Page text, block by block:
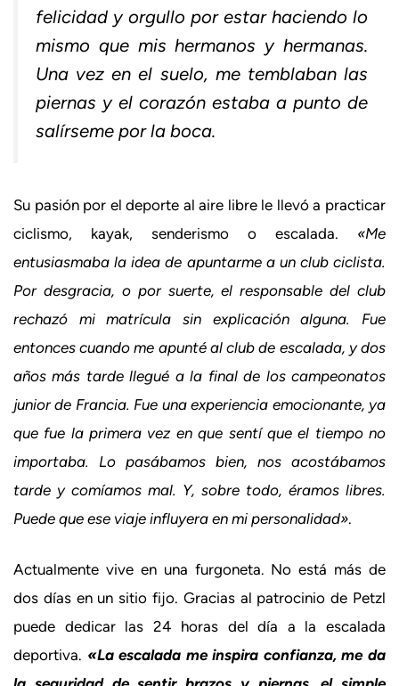
felicidad y orgullo por estar haciendo lo
mismo que mis hermanos y hermanas.
Una vez en el suelo, me temblaban las
piernas y el corazón estaba a punto de
salírseme por la boca.
Su pasión por el deporte al aire libre le llevó a practicar
ciclismo, kayak, senderismo o escalada. «Me
entusiasmaba la idea de apuntarme a un club ciclista.
Por desgracia, o por suerte, el responsable del club
rechazó mi matrícula sin explicación alguna. Fue
entonces cuando me apunté al club de escalada, y dos
años más tarde llegué a la final de los campeonatos
junior de Francia. Fue una experiencia emocionante, ya
que fue la primera vez en que sentí que el tiempo no
importaba. Lo pasábamos bien, nos acostábamos
tarde y comíamos mal. Y, sobre todo, éramos libres.
Puede que ese viaje influyera en mi personalidad».
Actualmente vive en una furgoneta. No está más de
dos días en un sitio fijo. Gracias al patrocinio de Petzl
puede dedicar las 24 horas del día a la escalada
deportiva. «La escalada me inspira confianza, me da